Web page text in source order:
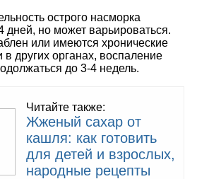
острого насморка
дней, но может варьироваться.
или имеются хронические
других органах, воспаление
до 3-4 недель.
Читайте также:
Жженый сахар от
кашля: как готовить
для детей и взрослых,
народные рецепты